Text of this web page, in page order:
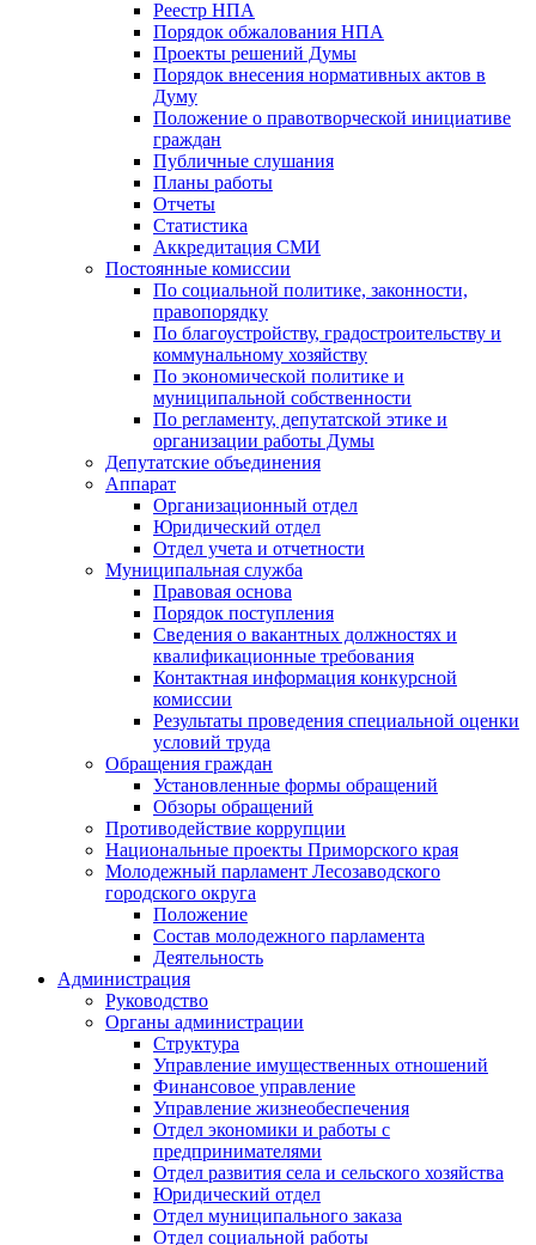
Реестр НПА
Порядок обжалования НПА
Проекты решений Думы
Порядок внесения нормативных актов в
Думу
Положение о правотворческой инициативе
граждан
Публичные слушания
Планы работы
Отчеты
Статистика
Аккредитация СМИ
Постоянные комиссии
По социальной политике, законности,
правопорядку
По благоустройству, градостроительству и
коммунальному хозяйству
По экономической политике и
муниципальной собственности
По регламенту, депутатской этике и
организации работы Думы
Депутатские объединения
Аппарат
Организационный отдел
Юридический отдел
Отдел учета и отчетности
Муниципальная служба
Правовая основа
Порядок поступления
Сведения о вакантных должностях и
квалификационные требования
Контактная информация конкурсной
комиссии
Результаты проведения специальной оценки
условий труда
Обращения граждан
Установленные формы обращений
Обзоры обращений
Противодействие коррупции
Национальные проекты Приморского края
Молодежный парламент Лесозаводского
городского округа
Положение
Состав молодежного парламента
Деятельность
Администрация
Руководство
Органы администрации
Структура
Управление имущественных отношений
Финансовое управление
Управление жизнеобеспечения
Отдел экономики и работы с
предпринимателями
Отдел развития села и сельского хозяйства
Юридический отдел
Отдел муниципального заказа
Отдел социальной работы